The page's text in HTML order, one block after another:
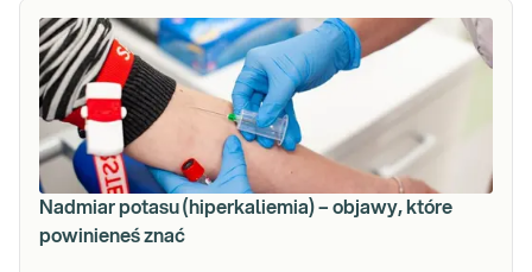
Nadmiar potasu (hiperkaliemia) – objawy, które
powinieneś znać